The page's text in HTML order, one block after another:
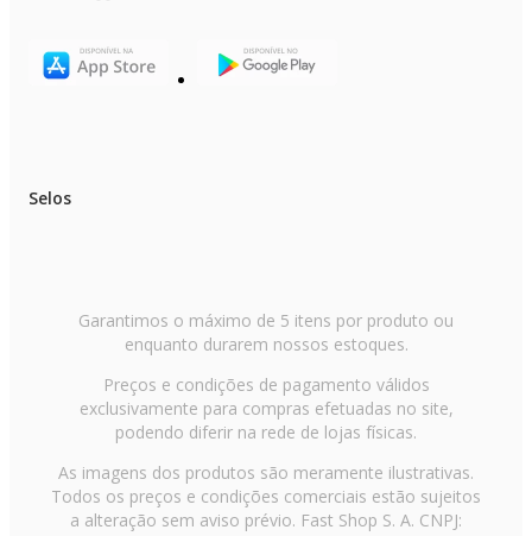
Selos
Garantimos o máximo de 5 itens por produto ou
enquanto durarem nossos estoques.
Preços e condições de pagamento válidos
exclusivamente para compras efetuadas no site,
podendo diferir na rede de lojas físicas.
As imagens dos produtos são meramente ilustrativas.
Todos os preços e condições comerciais estão sujeitos
a alteração sem aviso prévio. Fast Shop S. A. CNPJ: